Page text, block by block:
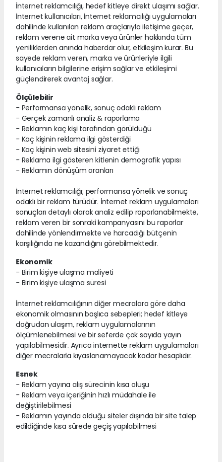
İnternet reklamcılığı, hedef kitleye direkt ulaşımı sağlar.
İnternet kullanıcıları, İnternet reklamcılığı uygulamaları
dahilinde kullanılan reklam araçlarıyla iletişime geçer,
reklam verene ait marka veya ürünler hakkında tüm
yeniliklerden anında haberdar olur, etkileşim kurar. Bu
sayede reklam veren, marka ve ürünleriyle ilgili
kullanıcıların bilgilerine erişim sağlar ve etkileşimi
güçlendirerek avantaj sağlar.
Ölçülebilir
- Performansa yönelik, sonuç odaklı reklam
- Gerçek zamanlı analiz & raporlama
- Reklamın kaç kişi tarafından görüldüğü
- Kaç kişinin reklama ilgi gösterdiği
- Kaç kişinin web sitesini ziyaret ettiği
- Reklama ilgi gösteren kitlenin demografik yapısı
- Reklamın dönüşüm oranları
İnternet reklamcılığı; performansa yönelik ve sonuç
odaklı bir reklam türüdür. İnternet reklam uygulamaları
sonuçları detaylı olarak analiz edilip raporlanabilmekte,
reklam veren bir sonraki kampanyasını bu raporlar
dahilinde yönlendirmekte ve harcadığı bütçenin
karşılığında ne kazandığını görebilmektedir.
Ekonomik
- Birim kişiye ulaşma maliyeti
- Birim kişiye ulaşma süresi
İnternet reklamcılığının diğer mecralara göre daha
ekonomik olmasının başlıca sebepleri; hedef kitleye
doğrudan ulaşım, reklam uygulamalarının
ölçümlenebilmesi ve bir seferde çok sayıda yayın
yapılabilmesidir. Ayrıca internette reklam uygulamaları
diğer mecralarla kıyaslanamayacak kadar hesaplıdır.
Esnek
- Reklam yayına alış sürecinin kısa oluşu
- Reklam veya içeriğinin hızlı müdahale ile
değiştirilebilmesi
- Reklamın yayında olduğu siteler dışında bir site talep
edildiğinde kısa sürede geçiş yapılabilmesi